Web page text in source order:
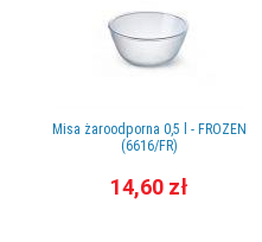
Misa żaroodporna 0,5 l - FROZEN
(6616/FR)
14,60 zł